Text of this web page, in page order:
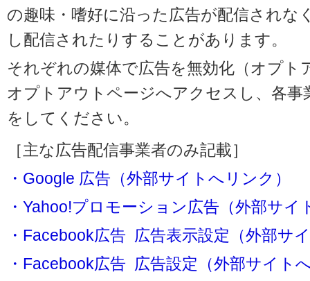
の趣味・嗜好に沿った広告が配信されな
し配信されたりすることがあります。
それぞれの媒体で広告を無効化（オプト
オプトアウトページへアクセスし、各
をしてください。
［主な広告配信事業者のみ記載］
・Google 広告（外部サイトへリンク）
・Yahoo!プロモーション広告（外部サイ
・Facebook広告 広告表示設定（外部サ
・Facebook広告 広告設定（外部サイト